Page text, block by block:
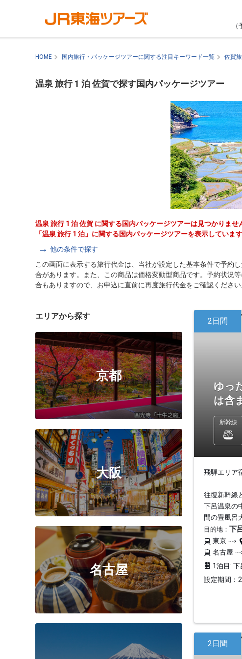
HOME 国内旅行・パッケージツアーに関する注目キーワード一覧 佐賀
温泉 旅行 1 泊 佐賀で探す国内パッケージツアー
温泉 旅行 1 泊 佐賀 に関する国内パッケージツアーは見つかりませ
「温泉 旅行 1 泊」に関する国内パッケージツアーを表示しています
他の条件で探す
この画面に表示する旅行代金は、当社が設定した基本条件で予約
合があります。また、この商品は価格変動型商品です。予約状況
合もありますので、お申込に直前に再度旅行代金をご確認ください
エリアから探す
京都
大阪
名古屋
2日間
ゆっ
は含
新幹線
飛騨エリア
往復新幹線
下呂温泉の
間の畳風呂
目的地： 下
東京
名古屋
1泊目:
設定期間：
2日間